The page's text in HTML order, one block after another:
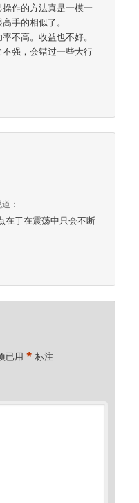
作的方法真是一模一
手的相似了。
不高。收益也不好。
强，会错过一些大行
：
在于在震荡中只会不断
已用* 标注